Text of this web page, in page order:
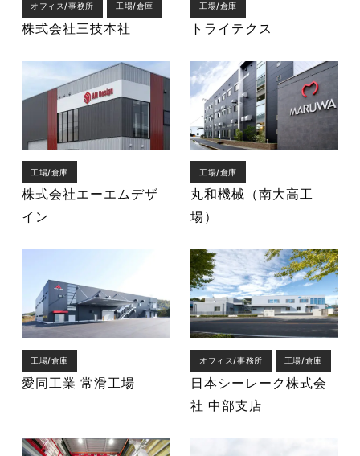
オフィス/事務所 工場/倉庫
株式会社三技本社
工場/倉庫
トライテクス
工場/倉庫
株式会社エーエムデザ
イン
工場/倉庫
丸和機械（南大高工
場）
工場/倉庫
愛同工業 常滑工場
オフィス/事務所 工場/倉庫
日本シーレーク株式会
社 中部支店